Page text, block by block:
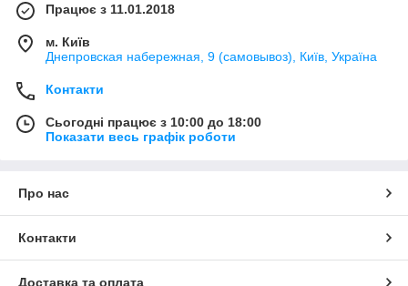
Працює з 11.01.2018
м. Київ
Днепровская набережная, 9 (самовывоз), Київ, Україна
Контакти
Сьогодні працює з 10:00 до 18:00
Показати весь графік роботи
Про нас
Контакти
Доставка та оплата